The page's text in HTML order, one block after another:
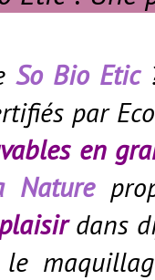
So Bio Etic
par
en
Nature
dans